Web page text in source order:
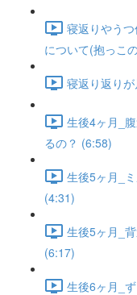
寝返りやう
について(抱っこ
寝返り返り
生後4ヶ月_
るの？ (6:58)
生後5ヶ月_
(4:31)
生後5ヶ月_
(6:17)
生後6ヶ月_